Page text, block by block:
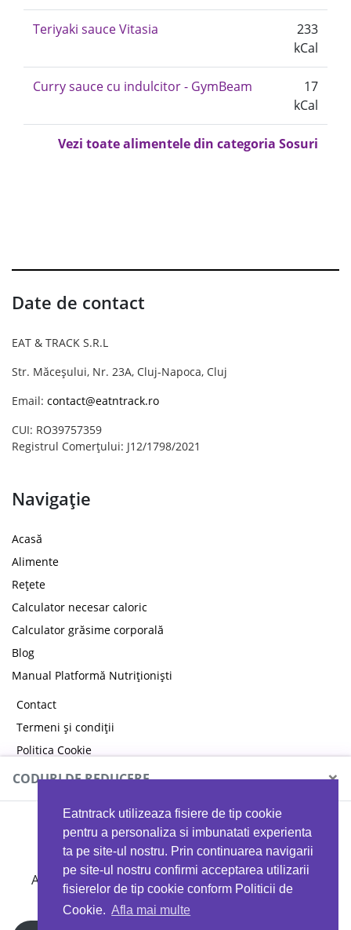
Eatntrack utilizeaza fisiere de tip cookie
pentru a personaliza si imbunatati experienta
ta pe site-ul nostru. Prin continuarea navigarii
pe site-ul nostru confirmi acceptarea utilizarii
fisierelor de tip cookie conform Politicii de
Cookie. Afla mai multe
Teriyaki sauce Vitasia
233
kCal
Curry sauce cu indulcitor - GymBeam
17
kCal
Vezi toate alimentele din categoria Sosuri
Date de contact
EAT & TRACK S.R.L
Str. Măceșului, Nr. 23A, Cluj-Napoca, Cluj
Email: contact@eatntrack.ro
CUI: RO39757359
Registrul Comerțului: J12/1798/2021
Navigație
Acasă
Alimente
Rețete
Calculator necesar caloric
Calculator grăsime corporală
Blog
Manual Platformă Nutriționiști
Contact
Termeni și condiții
Politica Cookie
Politica de confidențialitate
CODURI DE REDUCERE ×
MYPROTEIN
Ai 40%reducere la orice comandă folosind codul
EATTRACK